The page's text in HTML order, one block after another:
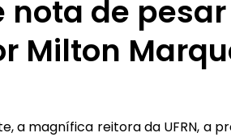
nota de
Milton
a magnífica reitora da UFRN, a